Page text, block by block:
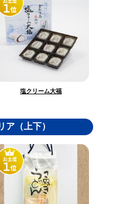
塩クリーム大福
ア（上下）